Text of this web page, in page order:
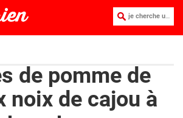
je cherche une recette :
de pomme de
noix de cajou à